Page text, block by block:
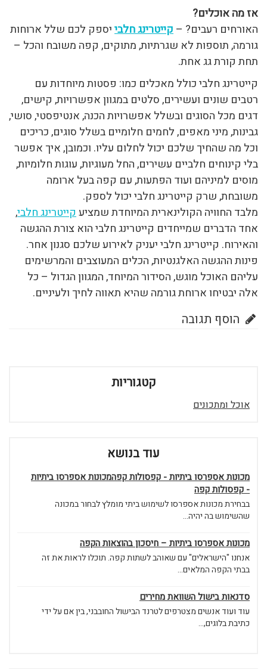
אז מה אוכלים?
האורחים רעבים? –קייטרינג חלבייספק לכם שלל ארוחות
גורמה, תוספות לא שגרתיות, מתוקים, קפה משובח והכל –
תחת קורת גג אחת.
קייטרינג חלבי כולל מאכלים כמו: פסטות מיוחדות עם
רטבים שונים ועשירים, סלטים במגוון אפשרויות, קישים,
דגים מכל הסוגים ובשלל אפשרויות הכנה, אנטיפסטי, סושי,
גבינות, מיני מאפים, לחמים חלומיים בשלל סוגים, כריכים
וכל מה שהחיך שלכם יכול לחלום עליו. וכמובן, איך אפשר
בלי קינוחים חלביים עשירים, החל מעוגיות, עוגות חלומיות,
מוסים למיניהם ועוד הפתעות, עם קפה בעל ארומה
משובחת, שרק קייטרינג חלבי יכול לספק.
מלבד החוויה הקולינארית המיוחדת שמציעקייטרינג חלבי,
אחד הדברים שמייחדים קייטרינג חלבי הוא צורת ההגשה
והאירוח. קייטרינג חלבי יעניק לאירוע שלכם סגנון אחר.
פינות ההגשה האלגנטיות, הכלים המעוצבים והמרשימים
עליהם האוכל מוגש, הסידור המיוחד, המגוון הגדול – כל
אלה יבטיחו ארוחת גורמה שהיא תאווה לחיך ולעיניים.
הוסף תגובה
קטגוריות
אוכל ומתכונים
עוד בנושא
מכונות אספרסו ביתיות - קפסולות קפהמכונות אספרסו ביתיות
- קפסולות קפה
בבחירת מכונות אספרסו לשימוש ביתי מומלץ לבחור במכונה
שהשימוש בה יהיה...
מכונות אספרסו ביתיות – חיסכון בהוצאות הקפה
אנחנו "הישראלים" עם שאוהב לשתות קפה. תוכלו לראות את זה
בבתי הקפה המלאים...
סדנאות בישול השוואת מחירים
עוד ועוד אנשים מצטרפים לטרנד הבישול החובבני, בין אם על ידי
כתיבת בלוגים,...